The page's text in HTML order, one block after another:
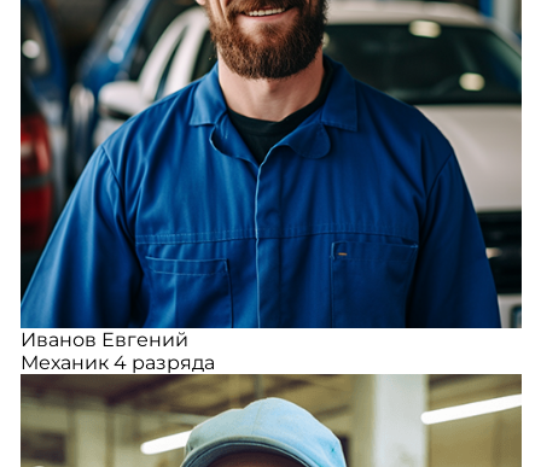
Иванов Евгений
Механик 4 разряда